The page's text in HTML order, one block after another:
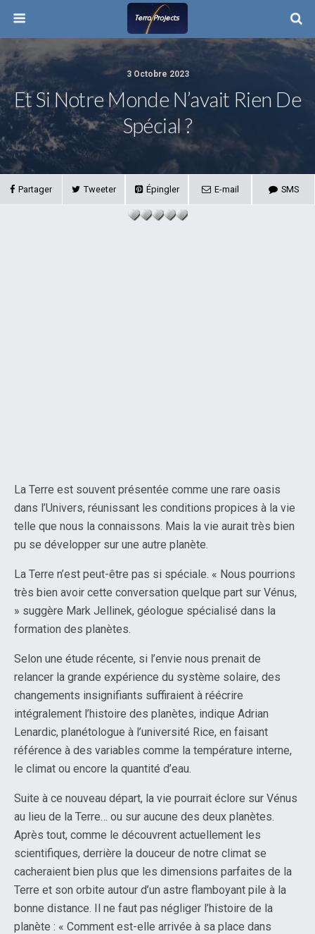
3 Octobre 2023
Et Si Notre Monde N’avait Rien De
Spécial ?
Partager Tweeter Épingler E-mail SMS
La Terre est souvent présentée comme une rare oasis
dans l’Univers, réunissant les conditions propices à la vie
telle que nous la connaissons. Mais la vie aurait très bien
pu se développer sur une autre planète.
La Terre n’est peut-être pas si spéciale. « Nous pourrions
très bien avoir cette conversation quelque part sur Vénus,
» suggère Mark Jellinek, géologue spécialisé dans la
formation des planètes.
Selon une étude récente, si l’envie nous prenait de
relancer la grande expérience du système solaire, des
changements insignifiants suffiraient à réécrire
intégralement l’histoire des planètes, indique Adrian
Lenardic, planétologue à l’université Rice, en faisant
référence à des variables comme la température interne,
le climat ou encore la quantité d’eau.
Suite à ce nouveau départ, la vie pourrait éclore sur Vénus
au lieu de la Terre… ou sur aucune des deux planètes.
Après tout, comme le découvrent actuellement les
scientifiques, derrière la douceur de notre climat se
cacheraient bien plus que les dimensions parfaites de la
Terre et son orbite autour d’un astre flamboyant pile à la
bonne distance. Il ne faut pas négliger l’histoire de la
planète : « Comment est-elle arrivée à sa place dans